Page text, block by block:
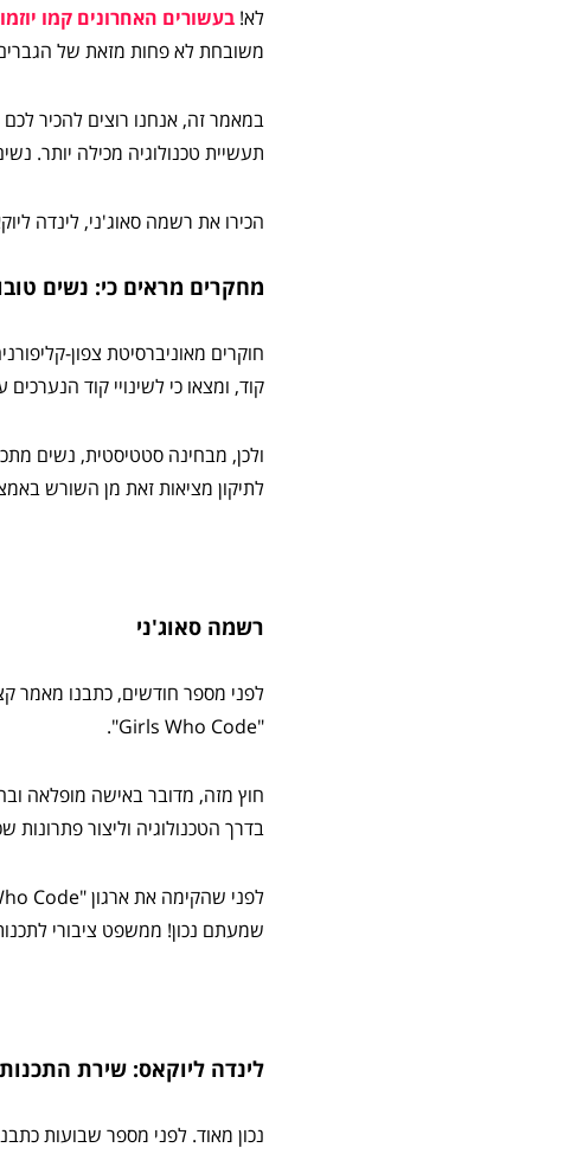
לא! בעשורים האחרונים קמו
משובחת לא פחות מזאת של
תעשיית טכנולוגיה מכילה יותר.
הכירו את רשמה סאוג'ני, לינדה
מחקרים מראים כי: נשים
קוד, ומצאו כי לשינויי קוד
ולכן, מבחינה סטטיסטית, נשים
לתיקון מציאות זאת מן השורש
רשמה סאוג'ני
לפני מספר חודשים, כתבנו מאמר
"Girls Who Code".
חוץ מזה, מדובר באישה מופלאה
בדרך הטכנולוגיה וליצור
שמעתם נכון! ממשפט ציבורי
לינדה ליוקאס: שירת התכנות
נכון מאוד. לפני מספר שבועות